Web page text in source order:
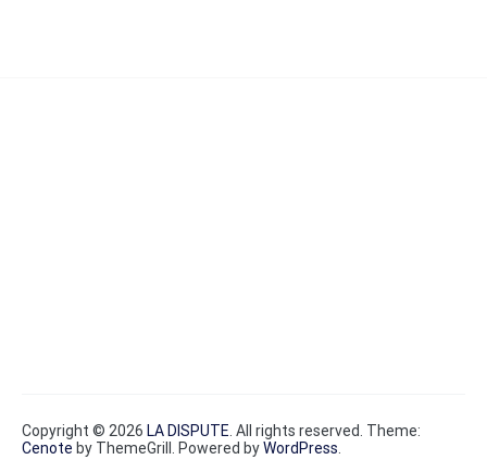
Copyright © 2026 LA DISPUTE . All rights reserved. Theme:
Cenote by ThemeGrill. Powered byWordPress